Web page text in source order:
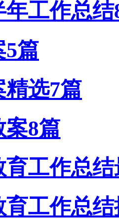
工作总结
5篇
选7篇
案8篇
工作总
工作总